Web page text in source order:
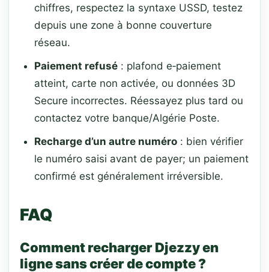
chiffres, respectez la syntaxe USSD, testez
depuis une zone à bonne couverture
réseau.
Paiement refusé : plafond e‑paiement
atteint, carte non activée, ou données 3D
Secure incorrectes. Réessayez plus tard ou
contactez votre banque/Algérie Poste.
Recharge d’un autre numéro : bien vérifier
le numéro saisi avant de payer; un paiement
confirmé est généralement irréversible.
FAQ
Comment recharger Djezzy en
ligne sans créer de compte ?